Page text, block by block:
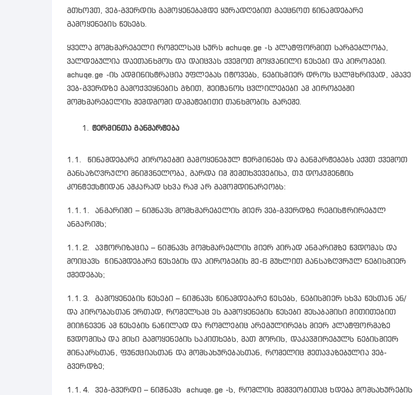
გთხოვთ, ვებ-გვერდის გამოყენებამდე ყურადღებით გაეცნოთ წინამდებარე
გამოყენების წესებს.
ყველა მომხმარებელი რომელსაც სურს achuqe.ge -ს პლატფორმით სარგებლობა,
ვალდებულია დაეთანხმოს და დაიცვას ქვემოთ მოყვანილი წესები და პირობები.
achuqe.ge -ის ადმინისტრაცია უფლებას იტოვებს, ნებისმიერ დროს ცალმხრივად, ამავე
ვებ-გვერდზე გამოქვეყნების გზით, შეიტანოს ცვლილებები ამ პირობებში
მომხმარებელის შემდგომი დამატებითი თანხმობის გარეშე.
ტერმინთა განმარტება
1.1. წინამდებარე პირობებში გამოყენებულ ტერმინებს და განმარტებებს აქვთ ქვემოთ
განსაზღვრული მნიშვნელობა, გარდა იმ შემთხვევებისა, თუ დოკუმენტის
კონტექსტიდან აშკარად სხვა რამ არ გამომდინარეობს:
1.1.1. ანგარიში – ნიშნავს მომხმარებელის მიერ ვებ-გვერდზე რეგისტრირებულ
ანგარიშს;
1.1.2. ავტორიზაცია – ნიშნავს მომხმარებლის მიერ პირად ანგარიშზე წვდომას და
მოიცავს წინამდებარე წესების და პირობების მე-6 მუხლით განსაზღვრულ ნებისმიერ
ქმედებას;
1.1.3. გამოყენების წესები – ნიშნავს წინამდებარე წესებს, ნებისმიერ სხვა წესთან ან/
და პირობასთან ერთად, რომელსაც ეს გამოყენების წესები შესაბამისი მითითებით
მიიჩნევენ ამ წესების ნაწილად და რომლებიც არეგულირებს მიერ პლატფორმაზე
წვდომისა და მისი გამოყენების საკითხებს, მათ შორის, დაკავშირებულს ნებისმიერ
შინაარსთან, ფუნქციასთან და მომსახურებასთან, რომელიც შეთავაზებულია ვებ-
გვერდზე;
1.1.4. ვებ-გვერდი – ნიშნავს achuqe.ge -ს, რომლის მეშვეობითაც ხდება მომსახურების